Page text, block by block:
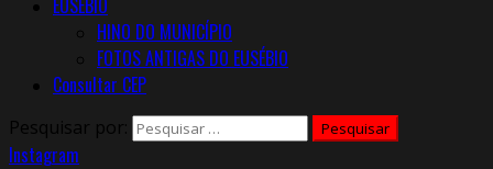
EUSÉBIO
HINO DO MUNICÍPIO
FOTOS ANTIGAS DO EUSÉBIO
Consultar CEP
Pesquisar por:
Instagram